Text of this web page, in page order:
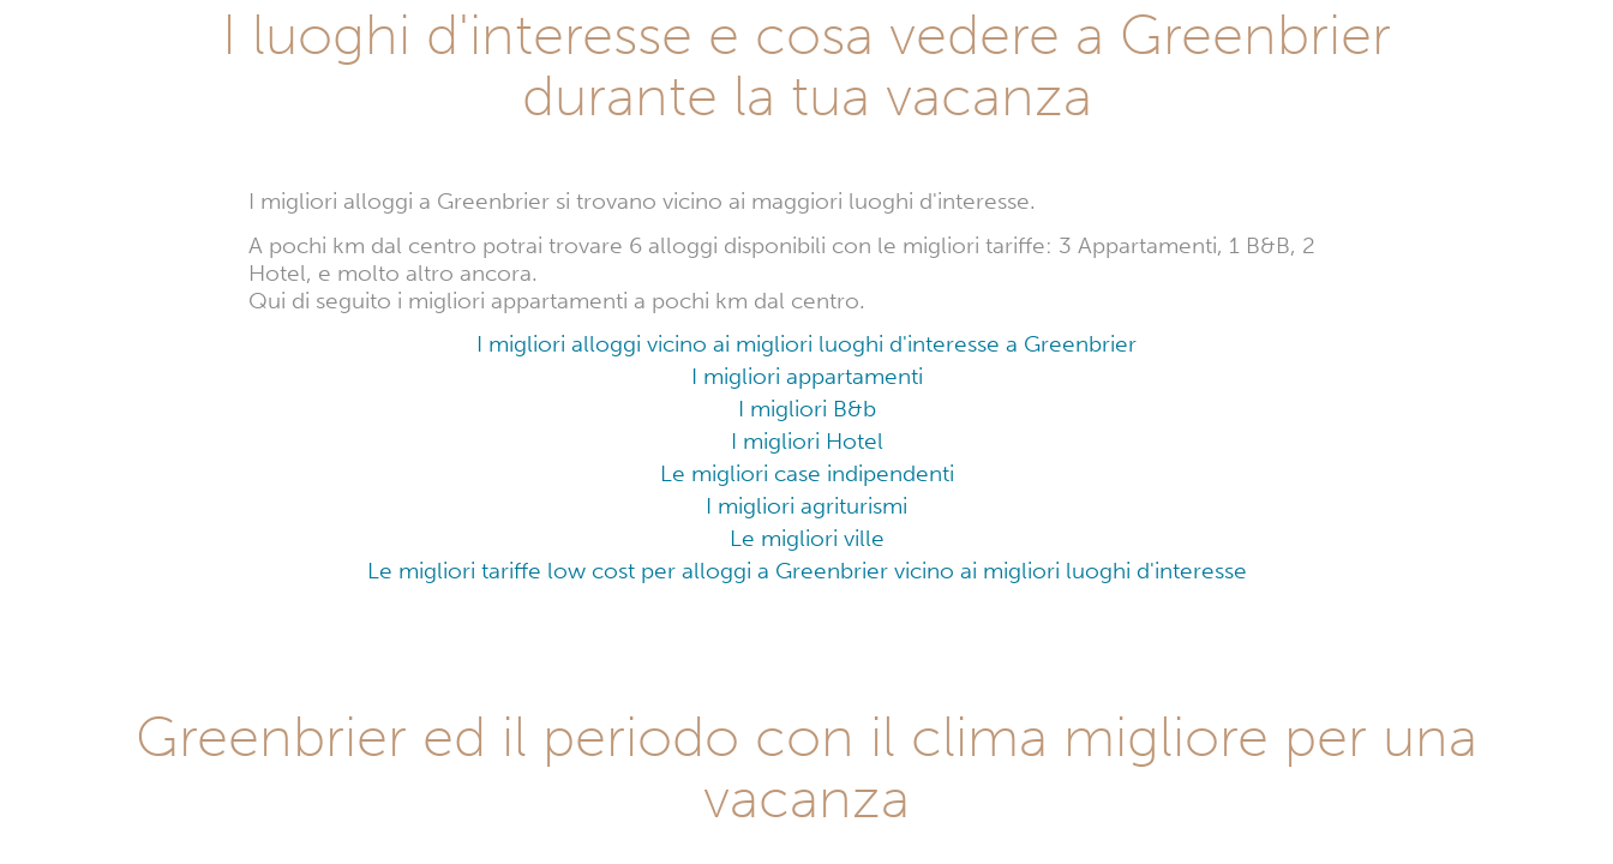
I luoghi d'interesse e cosa vedere a Greenbrier
durante la tua vacanza
I migliori alloggi a Greenbrier si trovano vicino ai maggiori luoghi d'interesse.
A pochi km dal centro potrai trovare 6 alloggi disponibili con le migliori tariffe: 3 Appartamenti, 1 B&B, 2
Hotel, e molto altro ancora.
Qui di seguito i migliori appartamenti a pochi km dal centro.
I migliori alloggi vicino ai migliori luoghi d'interesse a Greenbrier
I migliori appartamenti
I migliori B&b
I migliori Hotel
Le migliori case indipendenti
I migliori agriturismi
Le migliori ville
Le migliori tariffe low cost per alloggi a Greenbrier vicino ai migliori luoghi d'interesse
Greenbrier ed il periodo con il clima migliore per una
vacanza